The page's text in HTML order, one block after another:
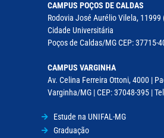
CAMPUS POÇOS DE CALDAS
Rodovia José Aurélio Vilela, 11999
Cidade Universitária
Poços de Caldas/MG CEP: 37715-
CAMPUS VARGINHA
Av. Celina Ferreira Ottoni, 4000 |
Varginha/MG | CEP: 37048-395 |
Estude na UNIFAL-MG
Graduação